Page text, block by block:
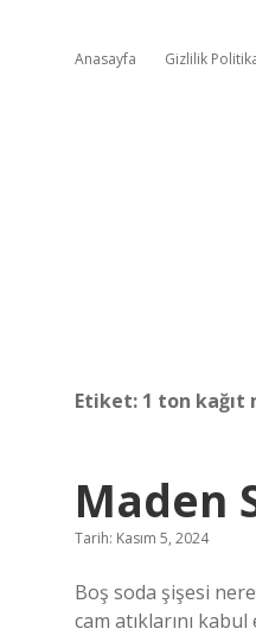
Anasayfa Gizlilik
Etiket: 1 ton kağıt
Maden
Tarih: Kasım 5, 2024
Boş soda şişesi
cam atıklarını